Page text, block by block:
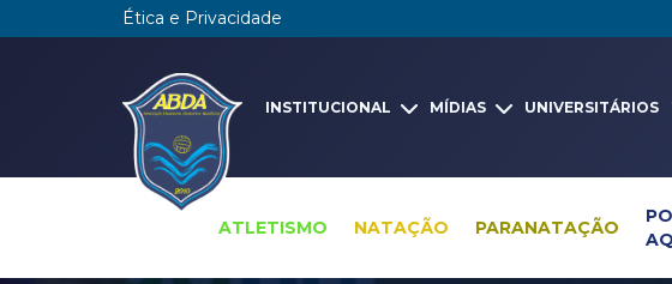
Ética e Privacidade
INSTITUCIONAL MÍDIAS UNIVERSITÁRIOS
ATLETISMO NATAÇÃO PARANATAÇÃO